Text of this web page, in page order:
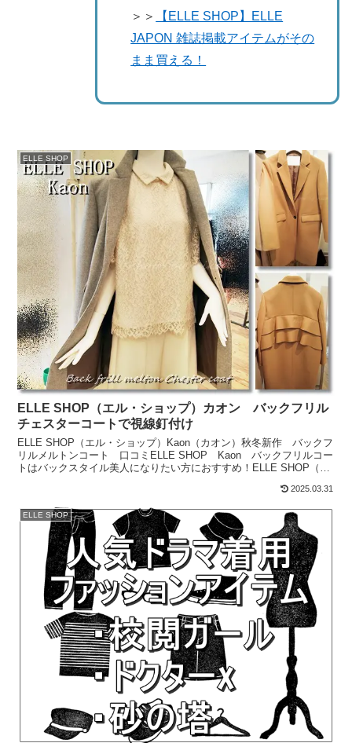
＞＞
【ELLE SHOP】ELLE
JAPON 雑誌掲載アイテムがその
まま買える！
ELLE SHOP
ELLE SHOP（エル・ショップ）カオン バックフリル
チェスターコートで視線釘付け
ELLE SHOP（エル・ショップ）Kaon（カオン）秋冬新作 バックフ
リルメルトンコート 口コミELLE SHOP Kaon バックフリルコー
トはバックスタイル美人になりたい方におすすめ！ELLE SHOP（エ
2025.03.31
ELLE SHOP